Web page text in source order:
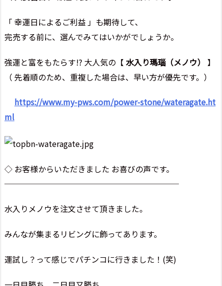
「 幸運日によるご利益 」も期待して、
完売する前に、選んでみてはいかがでしょうか。
強運と富をもたらす!? 大人気の【 水入り瑪瑙（メノウ）
】
（ 先着順のため、重複した場合は、早い方が優先です。）
https://www.my-pws.com/power-stone/wateragate.ht
ml
◇ お客様からいただきました お喜びの声です。
──────────────────────
水入りメノウを注文させて頂きました。
みんなが集まるリビングに飾ってあります。
運試し？って感じでパチンコに行きました！(笑)